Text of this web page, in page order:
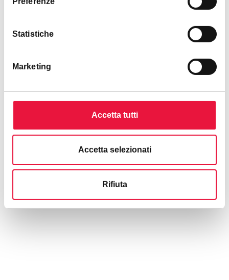
Statistiche
Marketing
Accetta tutti
Accetta selezionati
Rifiuta
downloadAvviso
Mappa